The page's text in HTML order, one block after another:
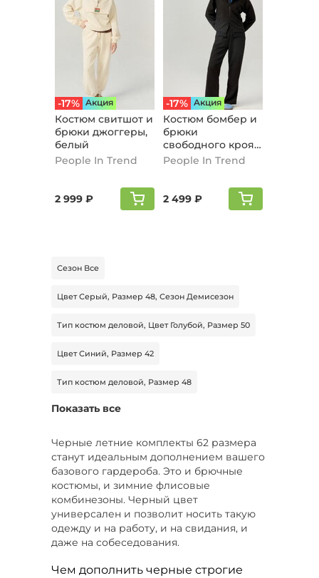
-17% Aкция
Костюм свитшот и
брюки джоггеры,
белый
People In Trend
2 999 ₽
-17% Aкция
Костюм бомбер и
брюки
свободного кроя,
черный
People In Trend
2 499 ₽
Сезон Все
Цвет Серый, Размер 48, Сезон Демисезон
Тип костюм деловой, Цвет Голубой, Размер 50
Цвет Синий, Размер 42
Тип костюм деловой, Размер 48
Цвет Коричневый, Размер 60, Сезон
Цвет Голубой, Размер 48, Сезон Демисезон
Цвет Белый, Размер 56-58
Тип костюм спортивный, Размер 56-58
Размер 72-74
Тип костюм спортивный, Цвет Серый, Размер
50
Показать все
Черные летние комплекты 62 размера
станут идеальным дополнением вашего
базового гардероба. Это и брючные
костюмы, и зимние флисовые
комбинезоны. Черный цвет
универсален и позволит носить такую
одежду и на работу, и на свидания, и
даже на собеседования.
Чем дополнить черные строгие